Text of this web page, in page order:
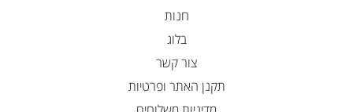
חנות
בלוג
צור קשר
תקנן האתר ופרטיות